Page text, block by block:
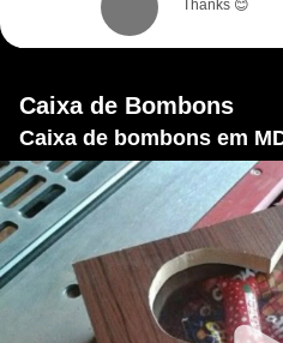
Thanks 😊
Caixa de Bombons
Caixa de bombons em